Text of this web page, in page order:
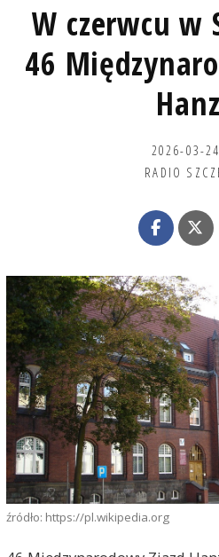
W czerwcu w
46
2026-03-24
RADIO
źródło: https://pl.wikipedia.org